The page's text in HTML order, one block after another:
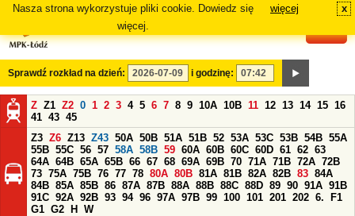
Nasza strona wykorzystuje pliki cookie. Dowiedz się
więcej.
więcej x
Sprawdź rozkład na dzień: i godzinę:
Z Z1 Z2 0 1 2 3 4 5 6 7 8 9 10A 10B 11 12 13 14 15 16
41 43 45
Z3 Z6 Z13 Z43 50A 50B 51A 51B 52 53A 53C 53B 54B 55A
55B 55C 56 57 58A 58B 59 60A 60B 60C 60D 61 62 63
64A 64B 65A 65B 66 67 68 69A 69B 70 71A 71B 72A 72B
73 75A 75B 76 77 78 80A 80B 81A 81B 82A 82B 83 84A
84B 85A 85B 86 87A 87B 88A 88B 88C 88D 89 90 91A 91B
91C 92A 92B 93 94 96 97A 97B 99 100 101 201 202 6.
F1
G1 G2 H
W